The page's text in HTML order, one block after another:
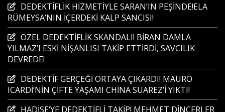
DEDEKTİFLİK HİZMETİYLE SARAN’IN PEŞİNDE!ELA
RÜMEYSA’NIN İÇERDEKİ KALP SANCISI!
ÖZEL DEDEKTİFLİK SKANDALI! BİRAN DAMLA
YILMAZ’I ESKİ NİŞANLISI TAKİP ETTİRDİ, SAVCILIK
DEVREDE!
DEDEKTİF GERÇEĞİ ORTAYA ÇIKARDI! MAURO
ICARDİ’NİN ÇİFTE YAŞAMI CHİNA SUAREZ’İ YIKTI!
HADİSE’YE DEDEKTİFLİ TAKİP! MEHMET DİNÇERLER